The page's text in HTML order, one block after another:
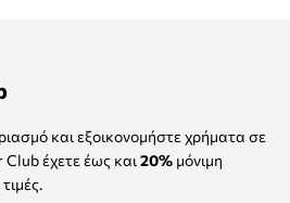
και εξοικονομήστε χρήματα σε
έχετε έως και 20% μόνιμη